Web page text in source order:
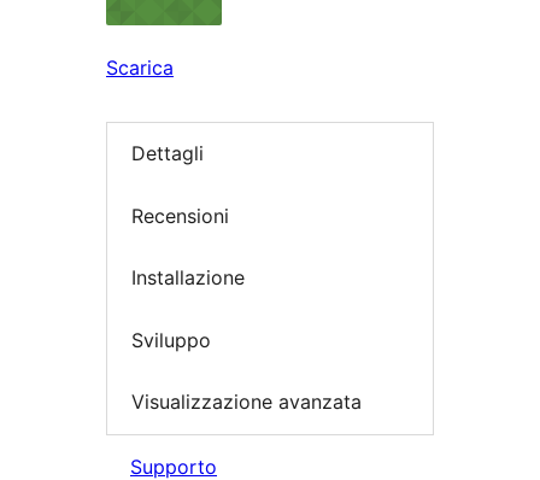
Scarica
Dettagli
Recensioni
Installazione
Sviluppo
Visualizzazione avanzata
Supporto